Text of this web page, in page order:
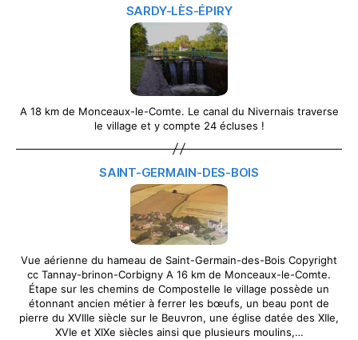
SARDY-LÈS-ÉPIRY
A 18 km de Monceaux-le-Comte. Le canal du Nivernais traverse
le village et y compte 24 écluses !
SAINT-GERMAIN-DES-BOIS
Vue aérienne du hameau de Saint-Germain-des-Bois Copyright
cc Tannay-brinon-Corbigny A 16 km de Monceaux-le-Comte.
Étape sur les chemins de Compostelle le village possède un
étonnant ancien métier à ferrer les bœufs, un beau pont de
pierre du XVIIIe siècle sur le Beuvron, une église datée des XIIe,
XVIe et XIXe siècles ainsi que plusieurs moulins,…